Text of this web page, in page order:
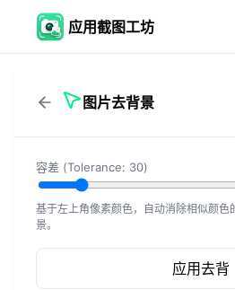
应用截图工坊
图片去背景
容差 (Tolerance: 30)
基于左上角像素颜色，自动消除相似颜色
景。
应用去背